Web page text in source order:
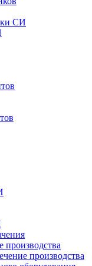
СИ
производства
производства